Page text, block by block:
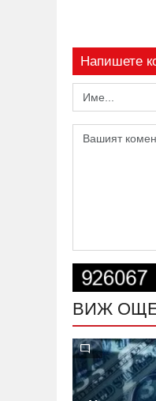
Напишете
ВИЖ